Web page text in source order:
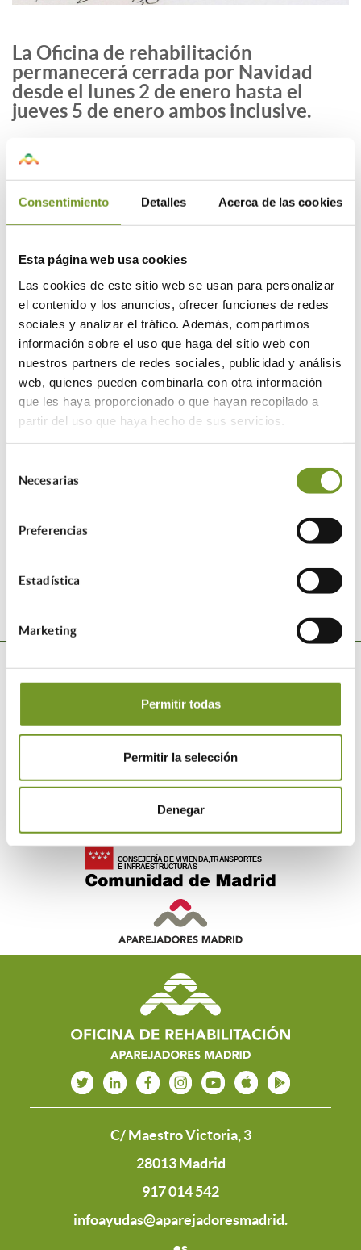
Consentimiento Detalles Acerca de las cookies
Esta página web usa cookies
Las cookies de este sitio web se usan para personalizar
el contenido y los anuncios, ofrecer funciones de redes
sociales y analizar el tráfico. Además, compartimos
información sobre el uso que haga del sitio web con
nuestros partners de redes sociales, publicidad y análisis
web, quienes pueden combinarla con otra información
que les haya proporcionado o que hayan recopilado a
partir del uso que haya hecho de sus servicios.
Necesarias
Preferencias
Estadística
Marketing
Permitir todas
Permitir la selección
Denegar
La Oficina de rehabilitación
permanecerá cerrada por Navidad
desde el lunes 2 de enero hasta el
jueves 5 de enero ambos inclusive.
A partir del lunes 9 de enero la
Oficina continuará con la prestación
habitual.
Presencial Martes y jueves, con cita
previa de 9:00-14:00 h
Telefónica y por correo electrónico, de
lunes a viernes de 9:00-14:00 h
Compartir esta entrada:
C/ Maestro Victoria, 3
28013 Madrid
917 014 542
infoayudas@aparejadoresmadrid.